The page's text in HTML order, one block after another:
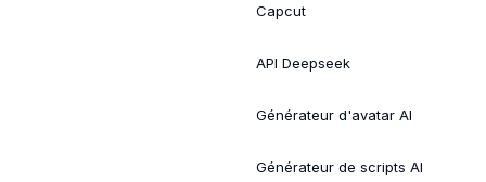
Capcut
API Deepseek
Générateur d'avatar AI
Générateur de scripts AI